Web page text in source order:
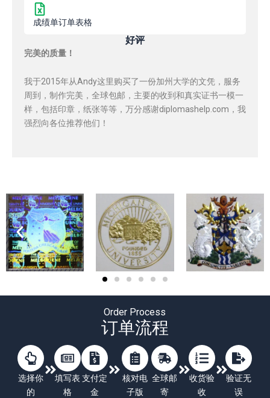
成绩单订单表格
好评
完美的质量！
我于2015年从Andy这里购买了一份加州大学的文凭，服务
周到，制作完美，全球包邮，主要的收到和真实证书一模一
样，包括印章，纸张等等，万分感谢diplomashelp.com，我
强烈向各位推荐他们！
Order Process
订单流程
选择你
的
填写表
格
支付定
金
核对电
子版
全球邮
寄
收货验
收
验证无
误